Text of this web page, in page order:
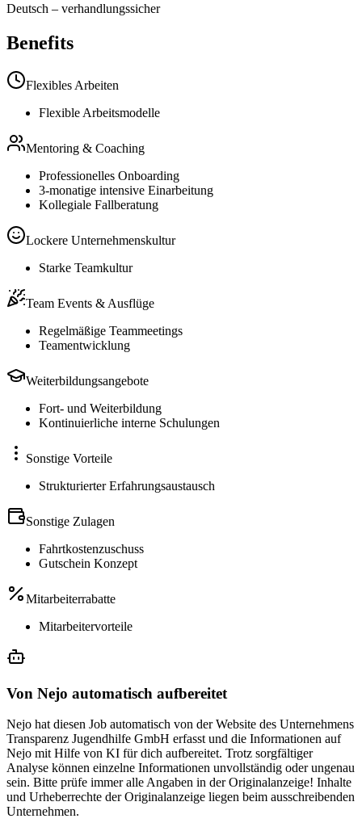
Deutsch – verhandlungssicher
Benefits
Flexibles Arbeiten
Flexible Arbeitsmodelle
Mentoring & Coaching
Professionelles Onboarding
3-monatige intensive Einarbeitung
Kollegiale Fallberatung
Lockere Unternehmenskultur
Starke Teamkultur
Team Events & Ausflüge
Regelmäßige Teammeetings
Teamentwicklung
Weiterbildungsangebote
Fort- und Weiterbildung
Kontinuierliche interne Schulungen
Sonstige Vorteile
Strukturierter Erfahrungsaustausch
Sonstige Zulagen
Fahrtkostenzuschuss
Gutschein Konzept
Mitarbeiterrabatte
Mitarbeitervorteile
Von Nejo automatisch aufbereitet
Nejo hat diesen Job automatisch von der Website des Unternehmens
Transparenz Jugendhilfe GmbH erfasst und die Informationen auf
Nejo mit Hilfe von KI für dich aufbereitet. Trotz sorgfältiger
Analyse können einzelne Informationen unvollständig oder ungenau
sein. Bitte prüfe immer alle Angaben in der Originalanzeige! Inhalte
und Urheberrechte der Originalanzeige liegen beim ausschreibenden
Unternehmen.